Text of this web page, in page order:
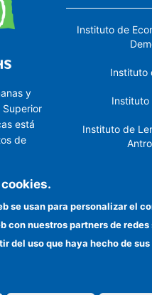
y
Superior
está
de
Instituto de
Instituto
Instituto
Instituto de
Instituto de
se usan para personalizar el
con nuestros partners de
del uso que haya hecho de